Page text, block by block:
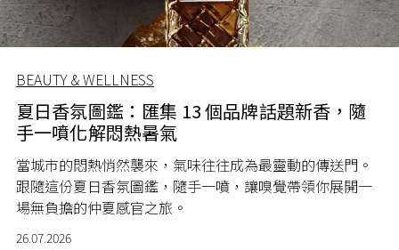
BEAUTY & WELLNESS
夏日香氛圖鑑：匯集 13 個品牌話題新香，隨
手一噴化解悶熱暑氣
當城市的悶熱悄然襲來，氣味往往成為最靈動的傳送門。
跟隨這份夏日香氛圖鑑，隨手一噴，讓嗅覺帶領你展開一
場無負擔的仲夏感官之旅。
26.07.2026